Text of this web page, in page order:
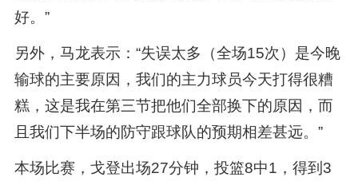
好。”
另外，马龙表示：“失误太多（全场15次）是今晚
输球的主要原因，我们的主力球员今天打得很糟
糕，这是我在第三节把他们全部换下的原因，而
且我们下半场的防守跟球队的预期相差甚远。”
本场比赛，戈登出场27分钟，投篮8中1，得到3